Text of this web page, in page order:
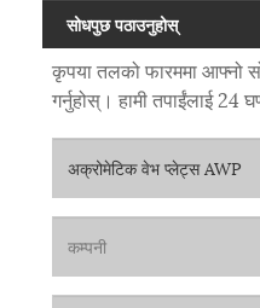
सोधपुछ पठाउनुहोस्
कृपया तलको फारममा आफ्नो
गर्नुहोस्। हामी तपाईंलाई 24